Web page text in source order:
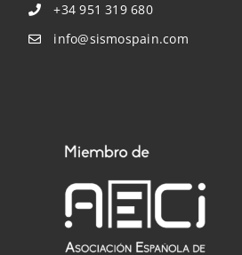
+34 951 319 680
info@sismospain.com